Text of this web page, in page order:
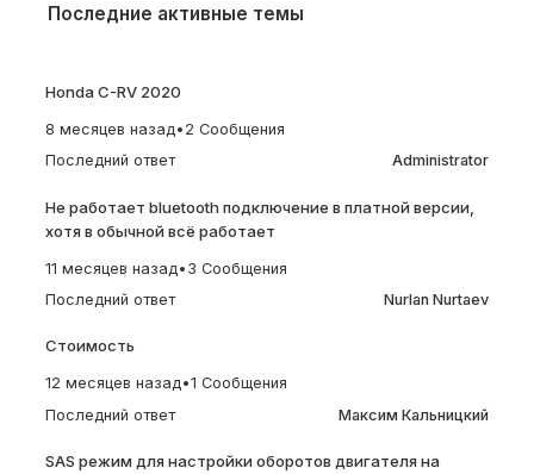
Последние активные темы
Honda C-RV 2020
8 месяцев назад • 2 Сообщения
Последний ответ
Administrator
Не работает bluetooth подключение в платной версии,
хотя в обычной всё работает
11 месяцев назад • 3 Сообщения
Последний ответ
Nurlan Nurtaev
Стоимость
12 месяцев назад•1 Сообщения
Последний ответ
Максим Кальницкий
SAS режим для настройки оборотов двигателя на